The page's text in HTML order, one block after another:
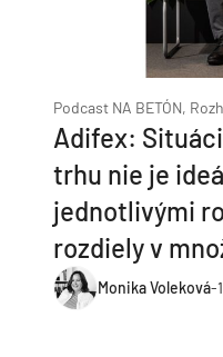
Podcast NA BETÓN,
Adifex:
trhu nie je
jednotlivými
rozdiely v
Monika Voleková-